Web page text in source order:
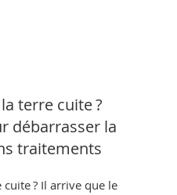
terre cuite ?
débarrasser la
traitements
? Il arrive que le